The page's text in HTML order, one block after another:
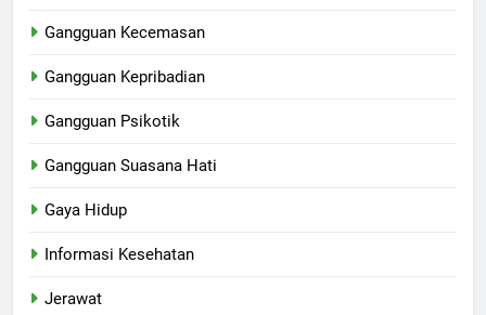
Gangguan Kecemasan
Gangguan Kepribadian
Gangguan Psikotik
Gangguan Suasana Hati
Gaya Hidup
Informasi Kesehatan
Jerawat